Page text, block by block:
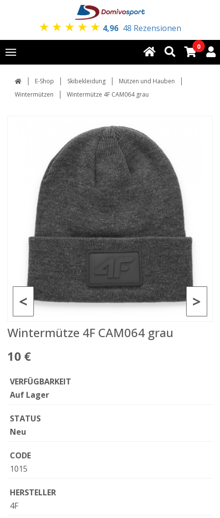
★ ★ ★ ★ ★ 4,96 48 Rezensionen
Toggle
navigation
0
E-Shop Skibekleidung
Mützen und Hauben
Wintermützen
Wintermütze 4F CAM064 grau
>
<
Wintermütze 4F CAM064 grau
10 €
VERFÜGBARKEIT
Auf Lager
STATUS
Neu
CODE
1015
HERSTELLER
4F